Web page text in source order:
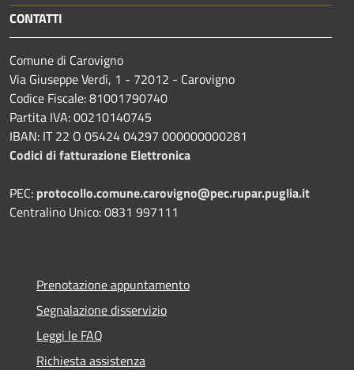
CONTATTI
Comune di Carovigno
Via Giuseppe Verdi, 1 - 72012 - Carovigno
Codice Fiscale: 81001790740
Partita IVA: 00210140745
IBAN: IT 22 O 05424 04297 000000000281
Codici di fatturazione Elettronica
PEC: protocollo.comune.carovigno@pec.rupar.puglia.it
Centralino Unico: 0831 997111
Prenotazione appuntamento
Segnalazione disservizio
Leggi le FAQ
Richiesta assistenza